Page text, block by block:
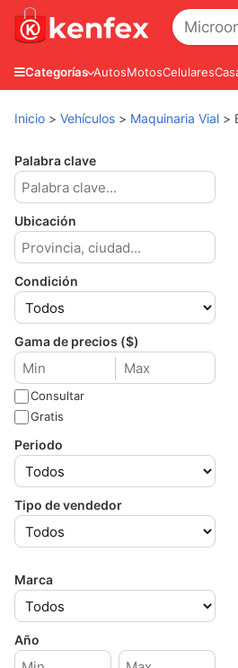
Categorías AutosMotosCelulares
Inicio > Vehículos > Maquinaria Vial >
Palabra clave
Ubicación
Condición
Gama de precios ($)
Consultar
Gratis
Periodo
Tipo de vendedor
Marca
Año